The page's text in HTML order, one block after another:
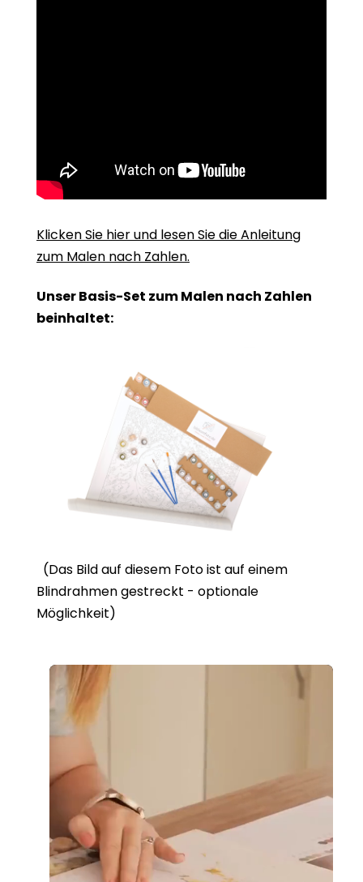
Klicken Sie hier und lesen Sie die Anleitung
zum Malen nach Zahlen.
Unser Basis-Set zum Malen nach Zahlen
beinhaltet:
(Das Bild auf diesem Foto ist auf einem
Blindrahmen gestreckt - optionale
Möglichkeit)